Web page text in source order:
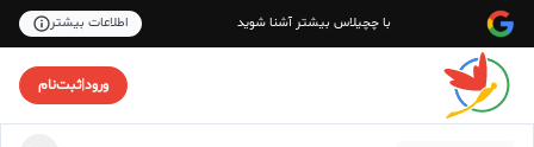
با چچیلاس بیشتر آشنا شوید اطلاعات بیشتر
ورود|ثبت‌نام